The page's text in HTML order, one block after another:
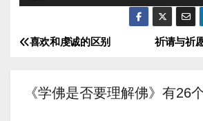
频
放
文
导
祈请与祈
喜欢和虔诚的区别
《学佛是否要理解佛》有26